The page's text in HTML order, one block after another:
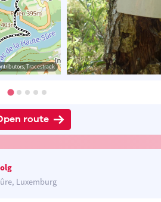
Tracestrack
route
Luxemburg